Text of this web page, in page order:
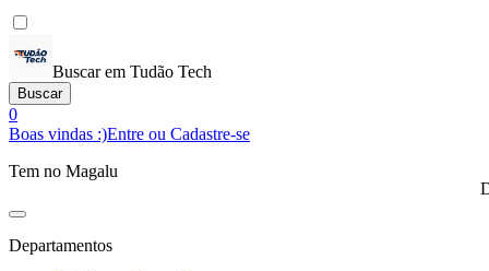
Buscar em Tudão Tech
Buscar
0
Boas vindas :)Entre ou Cadastre-se
Tem no Magalu
Departamentos